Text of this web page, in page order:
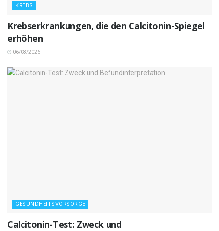
KREBS
Krebserkrankungen, die den Calcitonin-Spiegel
erhöhen
06/08/2026
GESUNDHEITSVORSORGE
Calcitonin-Test: Zweck und